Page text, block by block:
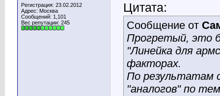
Регистрация: 23.02.2012
Адрес: Москва
Сообщений: 1,101
Вес репутации: 245
Цитата:
Сообщение от
Прогретый, это
"Линейка для
факторах.
По результатам
"аналогов" по